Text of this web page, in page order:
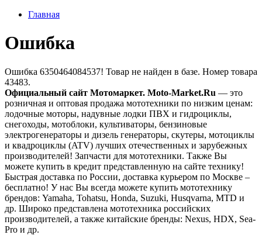
Главная
Ошибка
Ошибка 6350464084537! Товар не найден в базе. Номер товара
43483.
Официальный сайт Мотомаркет. Moto-Market.Ru — это
розничная и оптовая продажа мототехники по низким ценам:
лодочные моторы, надувные лодки ПВХ и гидроциклы,
снегоходы, мотоблоки, культиваторы, бензиновые
электрогенераторы и дизель генераторы, скутеры, мотоциклы
и квадроциклы (ATV) лучших отечественных и зарубежных
производителей! Запчасти для мототехники. Также Вы
можете купить в кредит представленную на сайте технику!
Быстрая доставка по России, доставка курьером по Москве –
бесплатно! У нас Вы всегда можете купить мототехнику
брендов: Yamaha, Tohatsu, Honda, Suzuki, Husqvarna, MTD и
др. Широко представлена мототехника российских
производителей, а также китайские бренды: Nexus, HDX, Sea-
Pro и др.